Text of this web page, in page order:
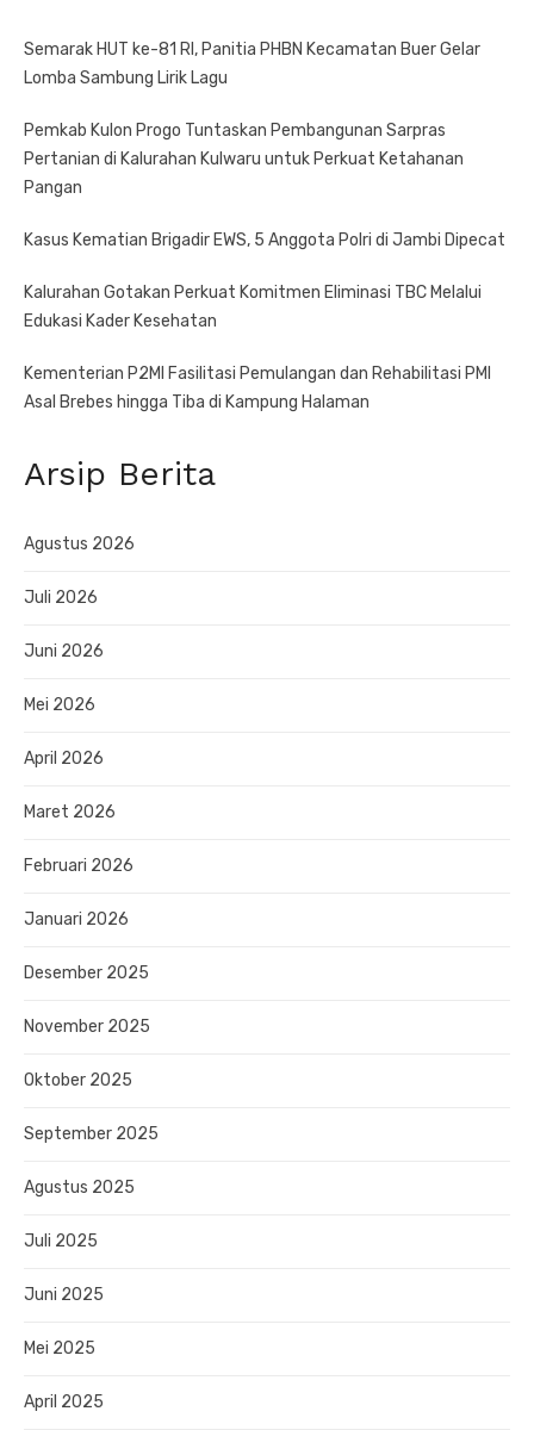
Semarak HUT ke-81 RI, Panitia PHBN Kecamatan Buer Gelar
Lomba Sambung Lirik Lagu
Pemkab Kulon Progo Tuntaskan Pembangunan Sarpras
Pertanian di Kalurahan Kulwaru untuk Perkuat Ketahanan
Pangan
Kasus Kematian Brigadir EWS, 5 Anggota Polri di Jambi Dipecat
Kalurahan Gotakan Perkuat Komitmen Eliminasi TBC Melalui
Edukasi Kader Kesehatan
Kementerian P2MI Fasilitasi Pemulangan dan Rehabilitasi PMI
Asal Brebes hingga Tiba di Kampung Halaman
Arsip Berita
Agustus 2026
Juli 2026
Juni 2026
Mei 2026
April 2026
Maret 2026
Februari 2026
Januari 2026
Desember 2025
November 2025
Oktober 2025
September 2025
Agustus 2025
Juli 2025
Juni 2025
Mei 2025
April 2025